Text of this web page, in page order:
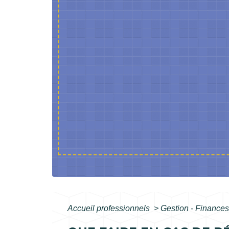
Accueil professionnels > Gestion -